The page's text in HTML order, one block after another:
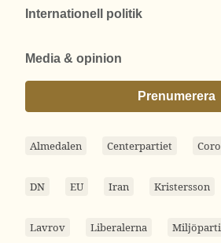
Internationell politik
Media & opinion
Prenumerera
Almedalen Centerpartiet
DN EU Iran Kristersson
Lavrov Liberalerna